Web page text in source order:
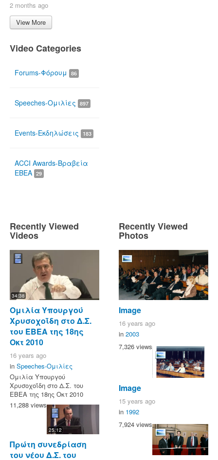
2 months ago
View More
Video Categories
Forums-Φόρουμ 86
Speeches-Ομιλίες 897
Events-Εκδηλώσεις 183
ACCI Awards-Βραβεία
ΕΒΕΑ 29
Recently Viewed
Videos
34:38
Ομιλία Υπουργού
Χρυσοχοΐδη στο Δ.Σ.
του ΕΒΕΑ της 18ης
Οκτ 2010
16 years ago
in Speeches-Ομιλίες
Ομιλία Υπουργού
Χρυσοχοΐδη στο Δ.Σ. του
ΕΒΕΑ της 18ης Οκτ 2010
11,288 views
25:12
Πρώτη συνεδρίαση
του νέου Δ.Σ. του
Recently Viewed
Photos
Image
16 years ago
in 2003
7,326 views
Image
15 years ago
in 1992
7,924 views